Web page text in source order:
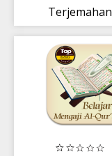
Terjemahan